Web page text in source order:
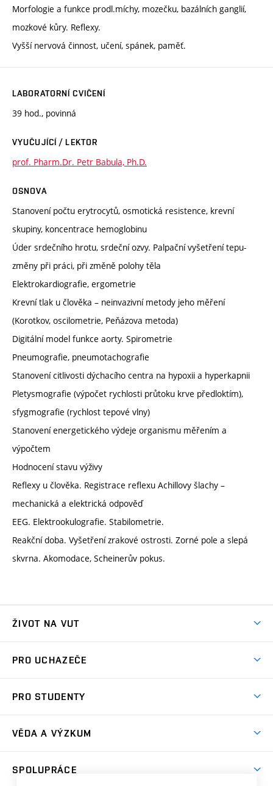
Morfologie a funkce prodl.míchy, mozečku, bazálních ganglií,
mozkové kůry. Reflexy.
Vyšší nervová činnost, učení, spánek, paměť.
LABORATORNÍ CVIČENÍ
39 hod., povinná
VYUČUJÍCÍ / LEKTOR
prof. Pharm.Dr. Petr Babula, Ph.D.
OSNOVA
Stanovení počtu erytrocytů, osmotická resistence, krevní
skupiny, koncentrace hemoglobinu
Úder srdečního hrotu, srdeční ozvy. Palpační vyšetření tepu-
změny při práci, při změně polohy těla
Elektrokardiografie, ergometrie
Krevní tlak u člověka – neinvazivní metody jeho měření
(Korotkov, oscilometrie, Peňázova metoda)
Digitální model funkce aorty. Spirometrie
Pneumografie, pneumotachografie
Stanovení citlivosti dýchacího centra na hypoxii a hyperkapnii
Pletysmografie (výpočet rychlosti průtoku krve předloktím),
sfygmografie (rychlost tepové vlny)
Stanovení energetického výdeje organismu měřením a
výpočtem
Hodnocení stavu výživy
Reflexy u člověka. Registrace reflexu Achillovy šlachy –
mechanická a elektrická odpověď
EEG. Elektrookulografie. Stabilometrie.
Reakční doba. Vyšetření zrakové ostrosti. Zorné pole a slepá
skvrna. Akomodace, Scheinerův pokus.
ŽIVOT NA VUT
Koleje
Sport na VUT
Brno
PRO UCHAZEČE
Dny otevřených dveří
Celoživotní vzdělávání
PRO STUDENTY
Harmonogram akademického roku
Zpracování osobních údajů studentů
Sociální bezpečí
VĚDA A VÝZKUM
SPOLUPRÁCE